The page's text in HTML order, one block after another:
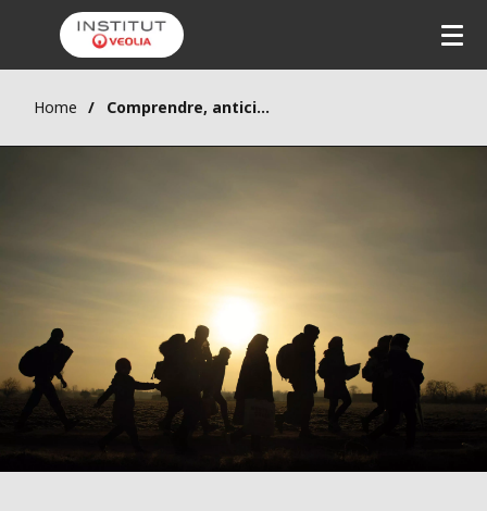
Home Comprendre, anticiper et gérer les risques sanitaires associés aux migrations climatiques